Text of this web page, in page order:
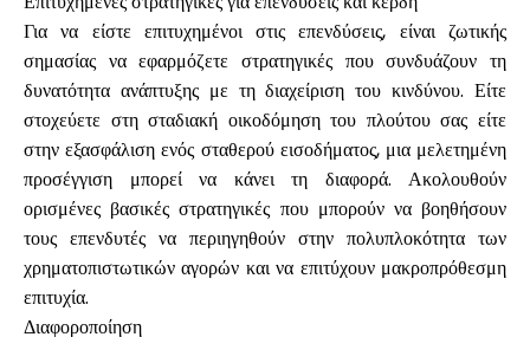
Για να είστε επιτυχημένοι στις επενδύσεις, είναι ζωτικής
σημασίας να εφαρμόζετε στρατηγικές που συνδυάζουν τη
δυνατότητα ανάπτυξης με τη διαχείριση του κινδύνου. Είτε
στοχεύετε στη σταδιακή οικοδόμηση του πλούτου σας είτε
στην εξασφάλιση ενός σταθερού εισοδήματος, μια μελετημένη
προσέγγιση μπορεί να κάνει τη διαφορά. Ακολουθούν
ορισμένες βασικές στρατηγικές που μπορούν να βοηθήσουν
τους επενδυτές να περιηγηθούν στην πολυπλοκότητα των
χρηματοπιστωτικών αγορών και να επιτύχουν μακροπρόθεσμη
επιτυχία.
Διαφοροποίηση